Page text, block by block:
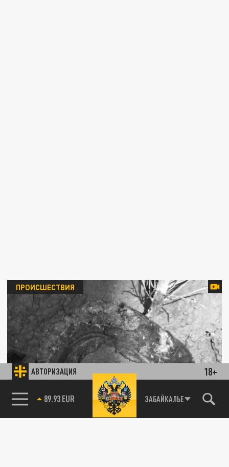
АВТОРИЗАЦИЯ 18+
85.64 BRENT ЗАБАЙКАЛЬЕ
Рыбак из Забайкалья поймал зомби-сома
ПРОИСШЕСТВИЯ
Кадры не для слабонервных снял житель